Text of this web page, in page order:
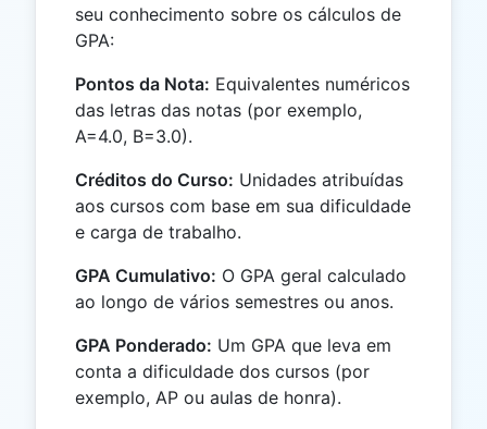
seu conhecimento sobre os cálculos de
GPA:
Pontos da Nota: Equivalentes numéricos
das letras das notas (por exemplo,
A=4.0, B=3.0).
Créditos do Curso: Unidades atribuídas
aos cursos com base em sua dificuldade
e carga de trabalho.
GPA Cumulativo: O GPA geral calculado
ao longo de vários semestres ou anos.
GPA Ponderado: Um GPA que leva em
conta a dificuldade dos cursos (por
exemplo, AP ou aulas de honra).